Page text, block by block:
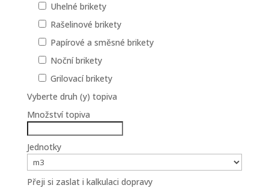
Uhelné brikety
Rašelinové brikety
Papírové a směsné brikety
Noční brikety
Grilovací brikety
Vyberte druh (y) topiva
Množství topiva
Jednotky
Přeji si zaslat i kalkulaci dopravy